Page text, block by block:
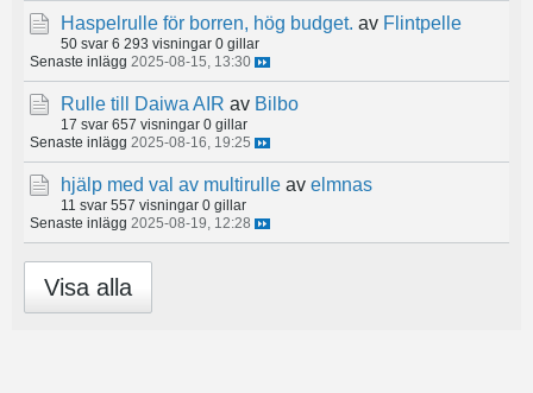
Haspelrulle för borren, hög budget. av Flintpelle
50 svar 6 293 visningar 0 gillar
Senaste inlägg 2025-08-15, 13:30
Rulle till Daiwa AIR av Bilbo
17 svar 657 visningar 0 gillar
Senaste inlägg 2025-08-16, 19:25
hjälp med val av multirulle av elmnas
11 svar 557 visningar 0 gillar
Senaste inlägg 2025-08-19, 12:28
Visa alla